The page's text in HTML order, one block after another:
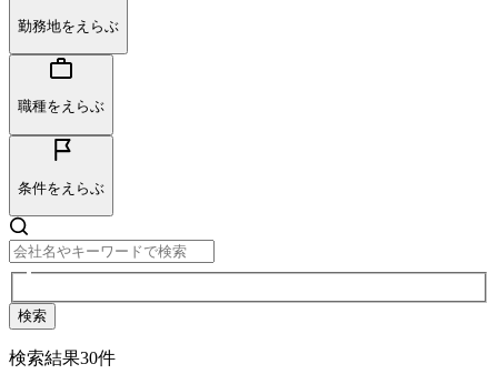
勤務地をえらぶ
職種をえらぶ
条件をえらぶ
検索
検索結果30件